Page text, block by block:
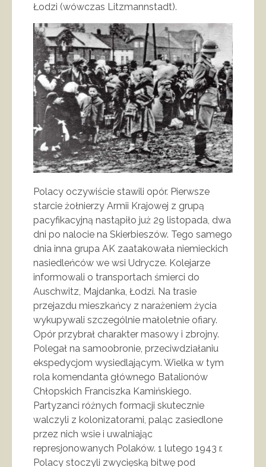
Łodzi (wówczas Litzmannstadt).
Polacy oczywiście stawili opór. Pierwsze
starcie żołnierzy Armii Krajowej z grupą
pacyfikacyjną nastąpiło już 29 listopada, dwa
dni po nalocie na Skierbieszów. Tego samego
dnia inna grupa AK zaatakowała niemieckich
nasiedleńców we wsi Udrycze. Kolejarze
informowali o transportach śmierci do
Auschwitz, Majdanka, Łodzi. Na trasie
przejazdu mieszkańcy z narażeniem życia
wykupywali szczególnie małoletnie ofiary.
Opór przybrał charakter masowy i zbrojny.
Polegał na samoobronie, przeciwdziałaniu
ekspedycjom wysiedlającym. Wielka w tym
rola komendanta głównego Batalionów
Chłopskich Franciszka Kamińskiego.
Partyzanci różnych formacji skutecznie
walczyli z kolonizatorami, paląc zasiedlone
przez nich wsie i uwalniając
represjonowanych Polaków. 1 lutego 1943 r.
Polacy stoczyli zwycięską bitwę pod